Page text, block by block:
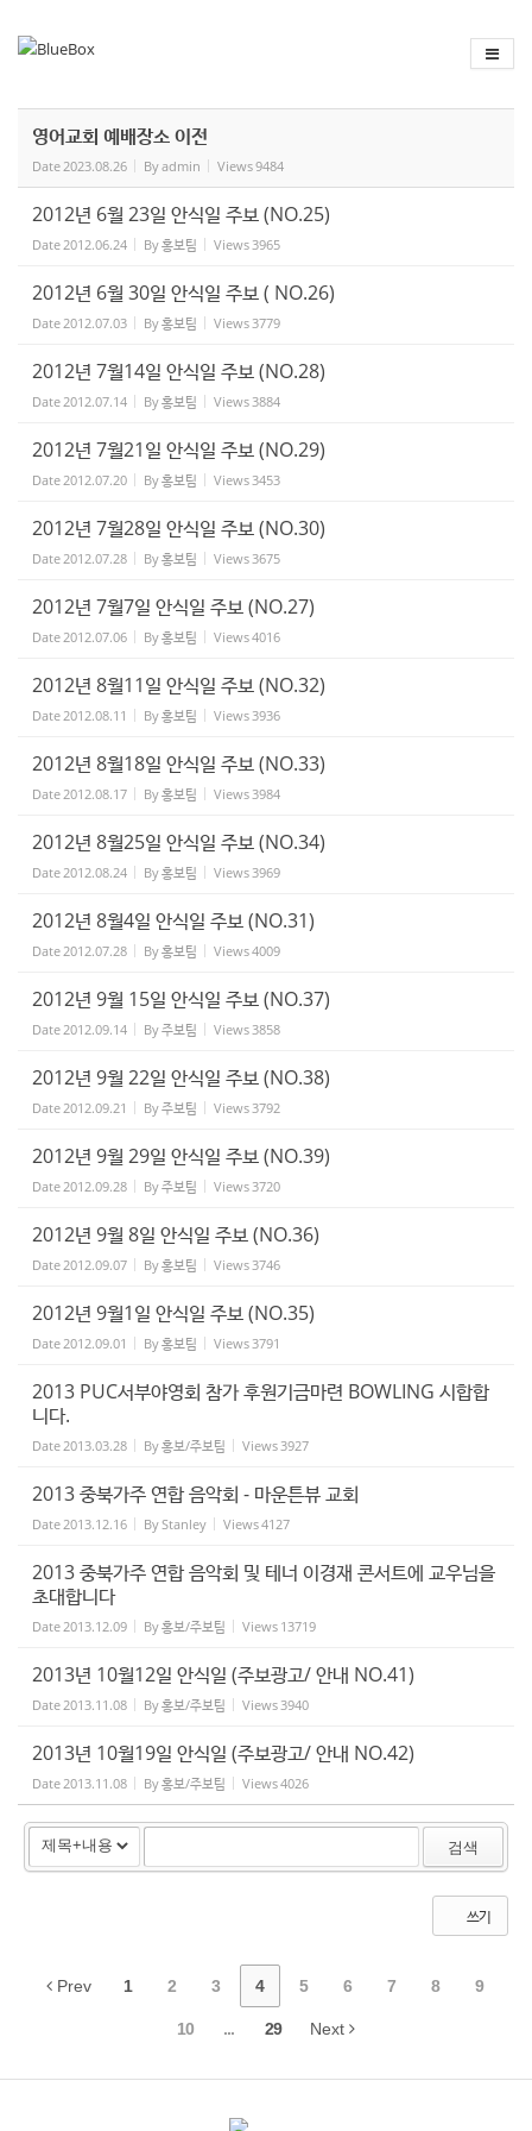
영어교회 예배장소 이전
Date2023.08.26 Byadmin Views9484
2012년 6월 23일 안식일 주보 (NO.25)
Date2012.06.24 By홍보팀 Views3965
2012년 6월 30일 안식일 주보 ( NO.26)
Date2012.07.03 By홍보팀 Views3779
2012년 7월14일 안식일 주보 (NO.28)
Date2012.07.14 By홍보팀 Views3884
2012년 7월21일 안식일 주보 (NO.29)
Date2012.07.20 By홍보팀 Views3453
2012년 7월28일 안식일 주보 (NO.30)
Date2012.07.28 By홍보팀 Views3675
2012년 7월7일 안식일 주보 (NO.27)
Date2012.07.06 By홍보팀 Views4016
2012년 8월11일 안식일 주보 (NO.32)
Date2012.08.11 By홍보팀 Views3936
2012년 8월18일 안식일 주보 (NO.33)
Date2012.08.17 By홍보팀 Views3984
2012년 8월25일 안식일 주보 (NO.34)
Date2012.08.24 By홍보팀 Views3969
2012년 8월4일 안식일 주보 (NO.31)
Date2012.07.28 By홍보팀 Views4009
2012년 9월 15일 안식일 주보 (NO.37)
Date2012.09.14 By주보팀 Views3858
2012년 9월 22일 안식일 주보 (NO.38)
Date2012.09.21 By주보팀 Views3792
2012년 9월 29일 안식일 주보 (NO.39)
Date2012.09.28 By주보팀 Views3720
2012년 9월 8일 안식일 주보 (NO.36)
Date2012.09.07 By홍보팀 Views3746
2012년 9월1일 안식일 주보 (NO.35)
Date2012.09.01 By홍보팀 Views3791
2013 PUC서부야영회 참가 후원기금마련 BOWLING 시합합
니다.
Date2013.03.28 By홍보/주보팀 Views3927
2013 중북가주 연합 음악회 - 마운튼뷰 교회
Date2013.12.16 ByStanley Views4127
2013 중북가주 연합 음악회 및 테너 이경재 콘서트에 교우님을
초대합니다
Date2013.12.09 By홍보/주보팀 Views 13719
2013년 10월12일 안식일 (주보광고/ 안내 NO.41)
Date2013.11.08 By홍보/주보팀 Views3940
2013년 10월19일 안식일 (주보광고/ 안내 NO.42)
Date2013.11.08 By홍보/주보팀 Views4026
검색
쓰기
Prev 1 2 3 4 5 6 7 8 9
10 ... 29 Next
스케치북5
스케치북5